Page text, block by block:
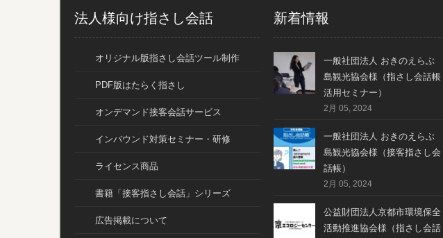
法人様向け指さし会話
オリジナル版指さし会話ツール制作
PDF版はたらく指さし
オンデマンド接客会話サービス
インバウンド対策セミナー・研修
ライセンス商品
書籍「接客指さし会話」シリーズ
広告掲載について
新着情報
一般社団法人 おきのえらぶ
島観光協会様（指さし会話帳
活用セミナー）
2月 05, 2024
一般社団法人 おきのえらぶ
島観光協会様（接客指さし会
話帳）
2月 05, 2024
公益財団法人京都市環境保全
活動推進協会様（指さし会話